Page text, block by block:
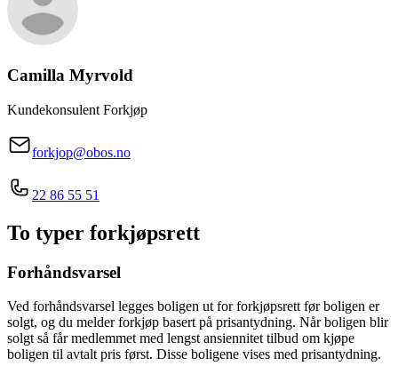
Camilla Myrvold
Kundekonsulent Forkjøp
forkjop@obos.no
22 86 55 51
To typer forkjøpsrett
Forhåndsvarsel
Ved forhåndsvarsel legges boligen ut for forkjøpsrett før boligen er
solgt, og du melder forkjøp basert på prisantydning. Når boligen blir
solgt så får medlemmet med lengst ansiennitet tilbud om kjøpe
boligen til avtalt pris først. Disse boligene vises med prisantydning.